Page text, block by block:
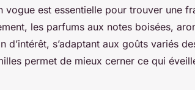
vogue est essentielle pour trouver une
les parfums aux notes boisées,
d’intérêt, s’adaptant aux goûts variés
permet de mieux cerner ce qui